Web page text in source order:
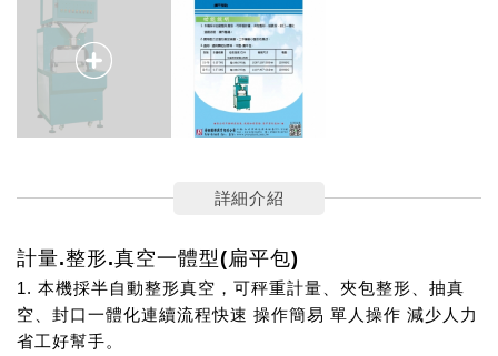
詳細介紹
計量.整形.真空一體型(扁平包)
1. 本機採半自動整形真空 ，可秤重計量 、夾包整形
抽真
空
封口一體化連續流程快速 操作簡易 單人操作 減少人力
省工好幫手。